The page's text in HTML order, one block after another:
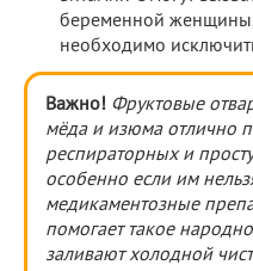
беременной женщины,
необходимо
Важно! Фруктовые
мёда и изюма отлично
респираторных и
особенно если им
медикаментозные
помогает такое
заливают холодной